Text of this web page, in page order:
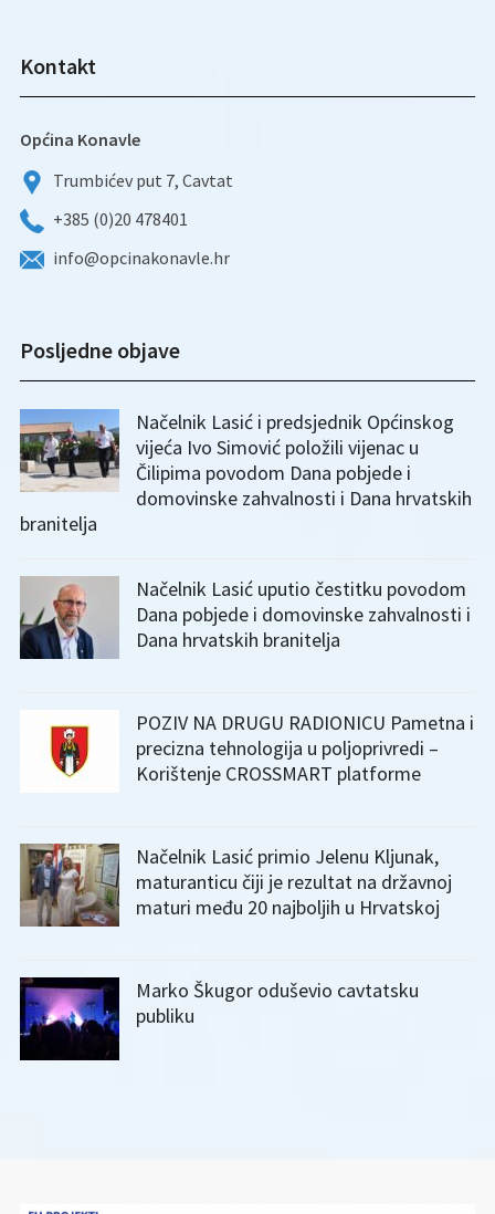
Kontakt
Općina Konavle
Trumbićev put 7, Cavtat
+385 (0)20 478401
info@opcinakonavle.hr
Posljedne objave
Načelnik Lasić i predsjednik Općinskog
vijeća Ivo Simović položili vijenac u
Čilipima povodom Dana pobjede i
domovinske zahvalnosti i Dana hrvatskih
branitelja
Načelnik Lasić uputio čestitku povodom
Dana pobjede i domovinske zahvalnosti i
Dana hrvatskih branitelja
POZIV NA DRUGU RADIONICU Pametna i
precizna tehnologija u poljoprivredi –
Korištenje CROSSMART platforme
Načelnik Lasić primio Jelenu Kljunak,
maturanticu čiji je rezultat na državnoj
maturi među 20 najboljih u Hrvatskoj
Marko Škugor oduševio cavtatsku
publiku